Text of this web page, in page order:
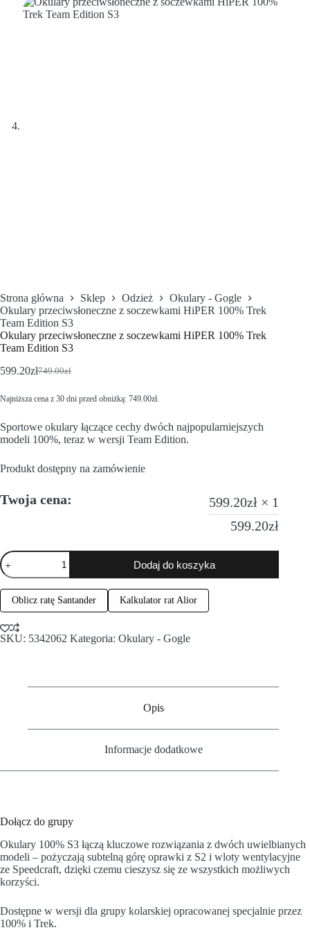
Strona główna Sklep Odzież
Okulary - Gogle
Okulary przeciwsłoneczne z soczewkami HiPER 100% Trek
Team Edition S3
Okulary przeciwsłoneczne z soczewkami HiPER 100% Trek
Team Edition S3
749.00zł
599.20zł
Najniższa cena z 30 dni przed obniżką: 749.00zł.
Sportowe okulary łączące cechy dwóch najpopularniejszych
modeli 100%, teraz w wersji Team Edition.
Produkt dostępny na zamówienie
Twoja cena: 599.20zł × 1
599.20zł
Dodaj do koszyka
Oblicz ratę Santander Kalkulator rat Alior
SKU: 5342062 Kategoria: Okulary - Gogle
Opis
Informacje dodatkowe
Dołącz do grupy
Okulary 100% S3 łączą kluczowe rozwiązania z dwóch uwielbianych
modeli – pożyczają subtelną górę oprawki z S2 i wloty wentylacyjne
ze Speedcraft, dzięki czemu cieszysz się ze wszystkich możliwych
korzyści.
Dostępne w wersji dla grupy kolarskiej opracowanej specjalnie przez
100% i Trek.